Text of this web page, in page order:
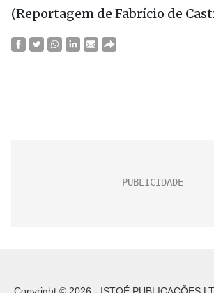
(Reportagem de Fabrício de